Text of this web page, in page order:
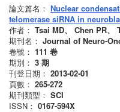
論文篇名： Nuclear
telomerase siRNA in
作者： Tsai MD、 Chen PR、
期刊名： Journal of Neuro-
卷號： 111 卷
期別： 3 期
刊登日期： 2013-02-01
頁數： 265-272
期刊類型： SCI
ISSN： 0167-594X